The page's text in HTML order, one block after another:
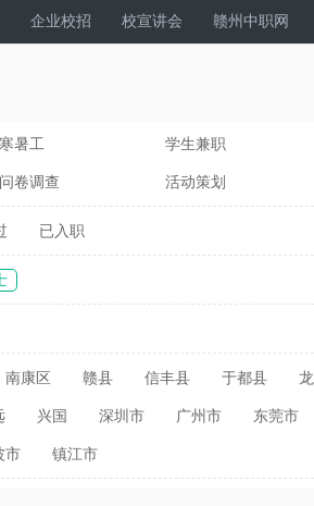
企业校招 校宣讲会 赣州中职网
寒暑工 学生兼职
问卷调查 活动策划
已入职
南康区 赣县 信丰县 于都县
兴国 深圳市 广州市 东莞市
市 镇江市